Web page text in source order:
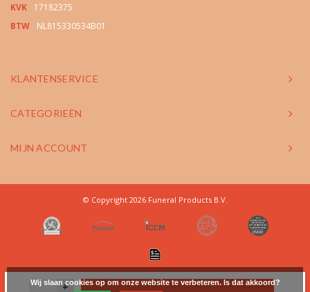
+
KVK
17182375
BTW
NL815330534B01
KLANTENSERVICE
CATEGORIEËN
MIJN ACCOUNT
© Copyright 2026 Funeral Products B.V.
Wij slaan cookies op om onze website te verbeteren. Is dat akkoord?